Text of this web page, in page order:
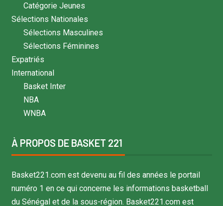
Catégorie Jeunes
Sélections Nationales
Sélections Masculines
Sélections Féminines
Expatriés
International
Basket Inter
NBA
WNBA
À PROPOS DE BASKET 221
Basket221.com est devenu au fil des années le portail
numéro 1 en ce qui concerne les informations basketball
du Sénégal et de la sous-région. Basket221.com est